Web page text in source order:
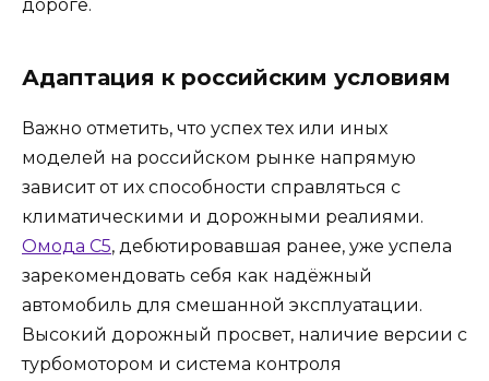
дороге.
Адаптация к российским условиям
Важно отметить, что успех тех или иных
моделей на российском рынке напрямую
зависит от их способности справляться с
климатическими и дорожными реалиями.
Омода C5, дебютировавшая ранее, уже успела
зарекомендовать себя как надёжный
автомобиль для смешанной эксплуатации.
Высокий дорожный просвет, наличие версии с
турбомотором и система контроля